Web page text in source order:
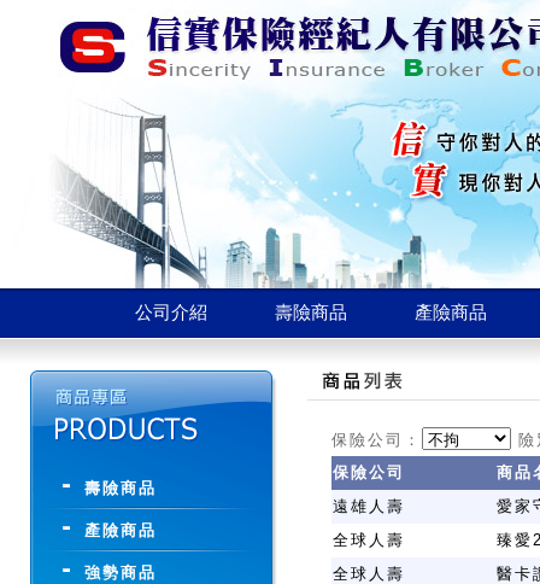
公司介紹 壽險商品 產險商品
壽險商品
產險商品
強勢商品
保險公司：
保險公司
商品
遠雄人壽
愛家
全球人壽
臻愛
全球人壽
醫卡